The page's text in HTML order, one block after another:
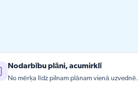
Nodarbību plāni, acumirklī
No mērķa līdz pilnam plānam vienā uzvednē.